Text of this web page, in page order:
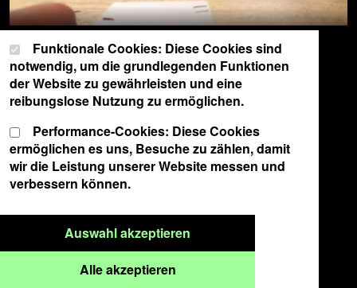
Cookie-Einstellungen
Wählen Sie Ihre Cookie-Präferenzen für diese Website.
Funktionale Cookies: Diese Cookies sind
notwendig, um die grundlegenden Funktionen
der Website zu gewährleisten und eine
reibungslose Nutzung zu ermöglichen.
Performance-Cookies: Diese Cookies
ermöglichen es uns, Besuche zu zählen, damit
wir die Leistung unserer Website messen und
verbessern können.
Auswahl akzeptieren
Alle akzeptierenAlle Cookies akzeptieren